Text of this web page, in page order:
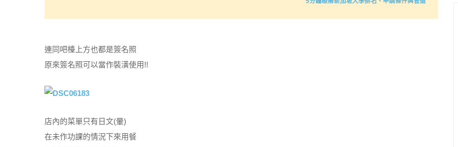
連同吧檯上方也都是簽名照
原來簽名照可以當作裝潢使用!!
店內的菜單只有日文(暈)
在未作功課的情況下來用餐